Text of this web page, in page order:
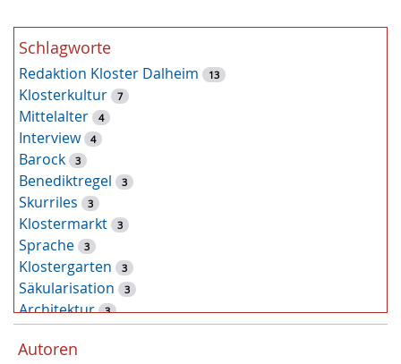
Schlagworte
Redaktion Kloster Dalheim 13
Klosterkultur 7
Mittelalter 4
Interview 4
Barock 3
Benediktregel 3
Skurriles 3
Klostermarkt 3
Sprache 3
Klostergarten 3
Säkularisation 3
Architektur 3
Tiere
Pflanzen
Autoren